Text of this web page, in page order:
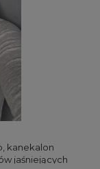
kanekalon
jaśniejących